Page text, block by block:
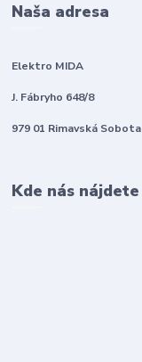
Naša adresa
Elektro MIDA
J. Fábryho 648/8
979 01 Rimavská Sobota
Kde nás nájdete